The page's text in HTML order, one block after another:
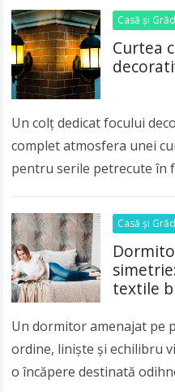
Casă și
Curtea
Un colț dedicat focului
complet atmosfera unei
pentru serile petrecute în
Casă și
textile
Un dormitor amenajat pe
ordine, liniște și echilibru
o încăpere destinată